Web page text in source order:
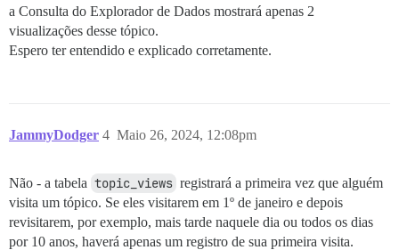
a Consulta do Explorador de Dados mostrará apenas 2
visualizações desse tópico.
Espero ter entendido e explicado corretamente.
JammyDodger Maio 26, 2024, 12:08pm
4
Não - a tabela topic_views registrará a primeira vez que alguém
visita um tópico. Se eles visitarem em 1º de janeiro e depois
revisitarem, por exemplo, mais tarde naquele dia ou todos os dias
por 10 anos, haverá apenas um registro de sua primeira visita.